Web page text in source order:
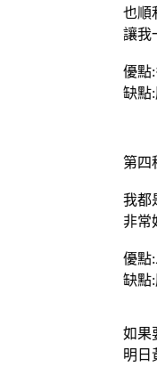
也順
讓我
優點
缺點
第四
我都
非常
優點
缺點
如果
明日